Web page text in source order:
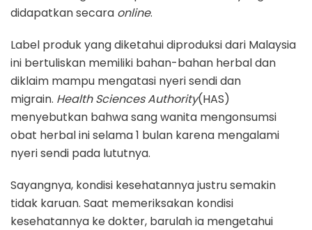
didapatkan secara online.
Label produk yang diketahui diproduksi dari Malaysia
ini bertuliskan memiliki bahan-bahan herbal dan
diklaim mampu mengatasi nyeri sendi dan
migrain. Health Sciences Authority(HAS)
menyebutkan bahwa sang wanita mengonsumsi
obat herbal ini selama 1 bulan karena mengalami
nyeri sendi pada lututnya.
Sayangnya, kondisi kesehatannya justru semakin
tidak karuan. Saat memeriksakan kondisi
kesehatannya ke dokter, barulah ia mengetahui